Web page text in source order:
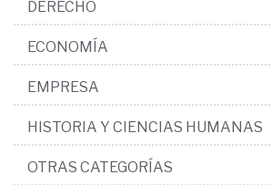
DERECHO
ECONOMÍA
EMPRESA
HISTORIA Y CIENCIAS HUMANAS
OTRAS CATEGORÍAS